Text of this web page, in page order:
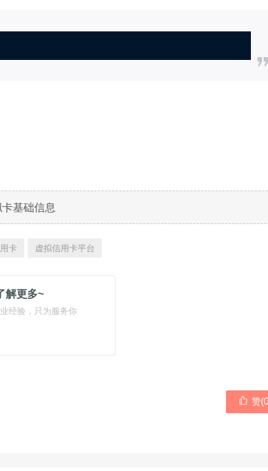
基础信息
卡 虚拟信用卡平台
解更多~
经验，只为服务你
 赞(0